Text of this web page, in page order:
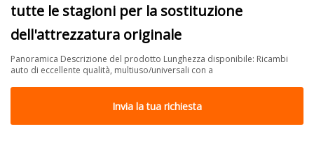
tutte le stagioni per la sostituzione
dell'attrezzatura originale
Panoramica Descrizione del prodotto Lunghezza disponibile: Ricambi
auto di eccellente qualità, multiuso/universali con a
Invia la tua richiesta